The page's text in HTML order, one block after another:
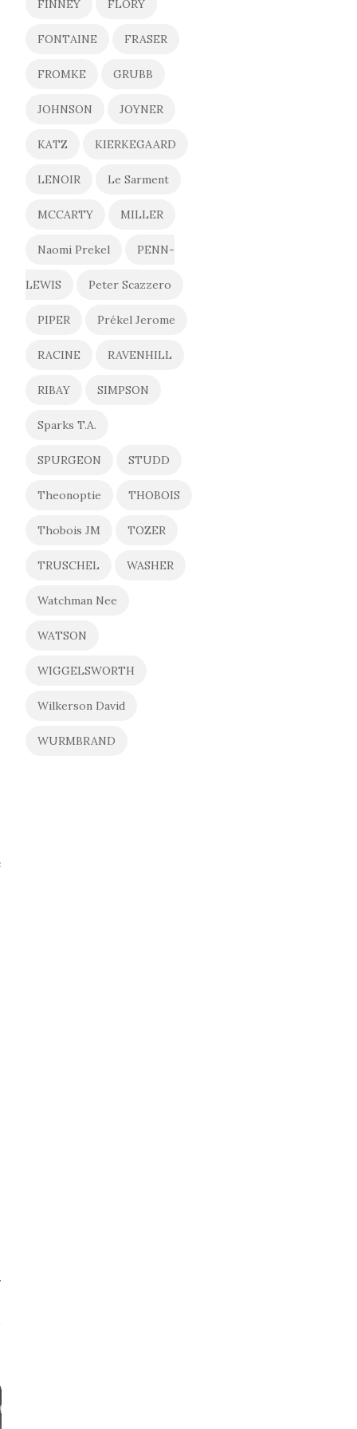
FINNEY FLORY
FONTAINE FRASER
FROMKE GRUBB
JOHNSON JOYNER
KATZ KIERKEGAARD
LENOIR Le Sarment
MCCARTY MILLER
Naomi Prekel PENN-
LEWIS Peter Scazzero
PIPER Prékel Jerome
RACINE RAVENHILL
RIBAY SIMPSON
Sparks T.A.
SPURGEON STUDD
Theonoptie THOBOIS
Thobois JM TOZER
TRUSCHEL WASHER
Watchman Nee
WATSON
WIGGELSWORTH
Wilkerson David
WURMBRAND